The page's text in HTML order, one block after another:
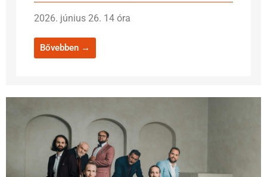
2026. június 26. 14 óra
Bővebben →